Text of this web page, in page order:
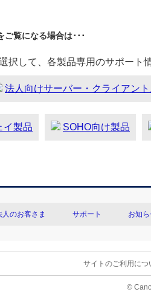
ご覧になる場合は･･･
択して、各製品専用のサポート
法人向けサーバー・クライアン
イ製品 SOHO向け製品
人のお客さま サポート お知
サイトのご利用につ
©